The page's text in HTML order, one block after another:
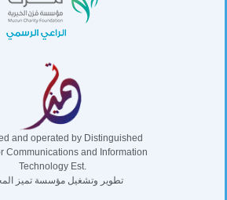
and operated by Distinguished
Communications and Information
Technology Est.
تطوير وتشغيل مؤسسة تميز